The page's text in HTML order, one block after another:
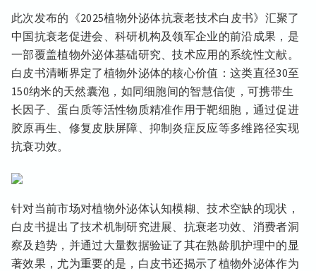
此次发布的《2025植物外泌体抗衰老技术白皮书》汇聚了
中国抗衰老促进会、科研机构及领军企业的前沿成果，是
一部覆盖植物外泌体基础研究、技术应用的系统性文献。
白皮书清晰界定了植物外泌体的核心价值：这类直径30至
150纳米的天然囊泡，如同细胞间的智慧信使，可携带生
长因子、蛋白质等活性物质精准作用于靶细胞，通过促进
胶原再生、修复皮肤屏障、抑制炎症反应等多维路径实现
抗衰功效。
针对当前市场对植物外泌体认知模糊、技术空缺的现状，
白皮书提出了技术机制研究进展、抗衰老功效、消费者洞
察及趋势，并通过大量数据验证了其在熟龄肌护理中的显
著效果，尤为重要的是，白皮书还揭示了植物外泌体作为